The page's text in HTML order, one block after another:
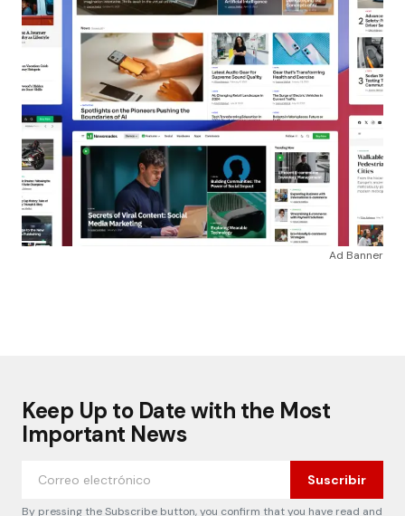
Ad Banner
Keep Up to Date with the Most
Important News
Suscribir
By pressing the Subscribe button, you confirm that you have read and